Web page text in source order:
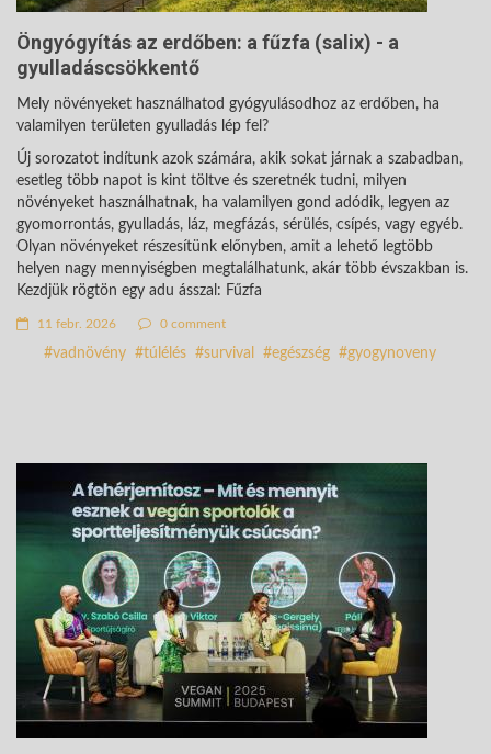
Öngyógyítás az erdőben: a fűzfa (salix) - a
gyulladáscsökkentő
Mely növényeket használhatod gyógyulásodhoz az erdőben, ha
valamilyen területen gyulladás lép fel?
Új sorozatot indítunk azok számára, akik sokat járnak a szabadban,
esetleg több napot is kint töltve és szeretnék tudni, milyen
növényeket használhatnak, ha valamilyen gond adódik, legyen az
gyomorrontás, gyulladás, láz, megfázás, sérülés, csípés, vagy egyéb.
Olyan növényeket részesítünk előnyben, amit a lehető legtöbb
helyen nagy mennyiségben megtalálhatunk, akár több évszakban is.
Kezdjük rögtön egy adu ásszal: Fűzfa
11 febr. 2026 0 comment
vadnövény túlélés survival egészség gyogynoveny